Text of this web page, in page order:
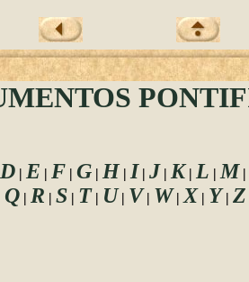
D | E | F | G | H | I | J | K | L | M |
Q | R | S | T | U | V | W | X | Y | Z